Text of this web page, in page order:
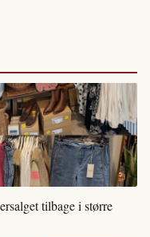
tilbage i større